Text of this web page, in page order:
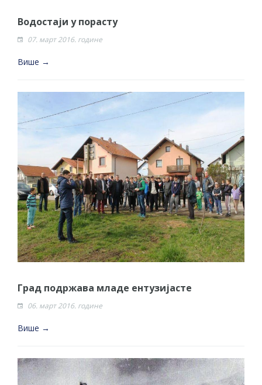
Водостаји у порасту
07. март 2016. године
Више →
Град подржава младе ентузијасте
06. март 2016. године
Више →